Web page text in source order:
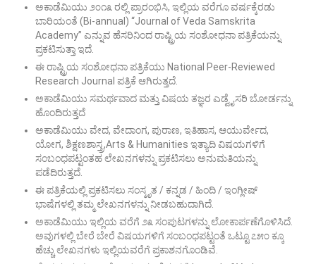
ಅಕಾಡೆಮಿಯು ೨೦೧೩ ರಲ್ಲಿ ಪ್ರಾರಂಭಿಸಿ, ಇಲ್ಲಿಯ ವರೆಗೂ ವರ್ಷಕ್ಕೆರಡು
ಬಾರಿಯಂತೆ (Bi-annual) “Journal of Veda Samskrita
Academy” ಎನ್ನುವ ಹೆಸರಿನಿಂದ ರಾಷ್ಟ್ರಿಯ ಸಂಶೋಧನಾ ಪತ್ರಿಕೆಯನ್ನು
ಪ್ರಕಟಿಸುತ್ತಾ ಇದೆ.
ಈ ರಾಷ್ಟ್ರಿಯ ಸಂಶೋಧನಾ ಪತ್ರಿಕೆಯು National Peer-Reviewed
Research Journal ಪತ್ರಿಕೆ ಆಗಿರುತ್ತದೆ.
ಅಕಾಡೆಮಿಯು ಸಮರ್ಥವಾದ ಮತ್ತು ವಿಷಯ ತಜ್ಞರ ಎಡ್ವೈಸರಿ ಬೋರ್ಡನ್ನು
ಹೊಂದಿರುತ್ತದೆ
ಅಕಾಡೆಮಿಯು ವೇದ, ವೇದಾಂಗ, ಪುರಾಣ, ಇತಿಹಾಸ, ಆಯುರ್ವೇದ,
ಯೋಗ, ಶಿಕ್ಷಣಶಾಸ್ತ್ರ,Arts & Humanities ಇತ್ಯಾದಿ ವಿಷಯಗಳಿಗೆ
ಸಂಬಂಧಪಟ್ಟಂತಹ ಲೇಖನಗಳನ್ನು ಪ್ರಕಟಿಸಲು ಅನುಮತಿಯನ್ನು
ಪಡೆದಿರುತ್ತದೆ.
ಈ ಪತ್ರಿಕೆಯಲ್ಲಿ ಪ್ರಕಟಿಸಲು ಸಂಸ್ಕೃತ / ಕನ್ನಡ / ಹಿಂದಿ / ಇಂಗ್ಲೀಷ್
ಭಾಷೆಗಳಲ್ಲಿ ತಮ್ಮ ಲೇಖನಗಳನ್ನು ನೀಡಬಹುದಾಗಿದೆ.
ಅಕಾಡೆಮಿಯು ಇಲ್ಲಿಯ ವರೆಗೆ ೨೩ ಸಂಪುಟಗಳನ್ನು ಲೋಕಾರ್ಪಣೆಗೊಳಿಸಿದೆ.
ಅವುಗಳಲ್ಲಿ ಬೇರೆ ಬೇರೆ ವಿಷಯಗಳಿಗೆ ಸಂಬಂಧಪಟ್ಟಂತೆ ಒಟ್ಟೂ ೭೫೦ ಕ್ಕೂ
ಹೆಚ್ಚು ಲೇಖನಗಳು ಇಲ್ಲಿಯವರೆಗೆ ಪ್ರಕಾಶನಗೊಂಡಿವೆ.